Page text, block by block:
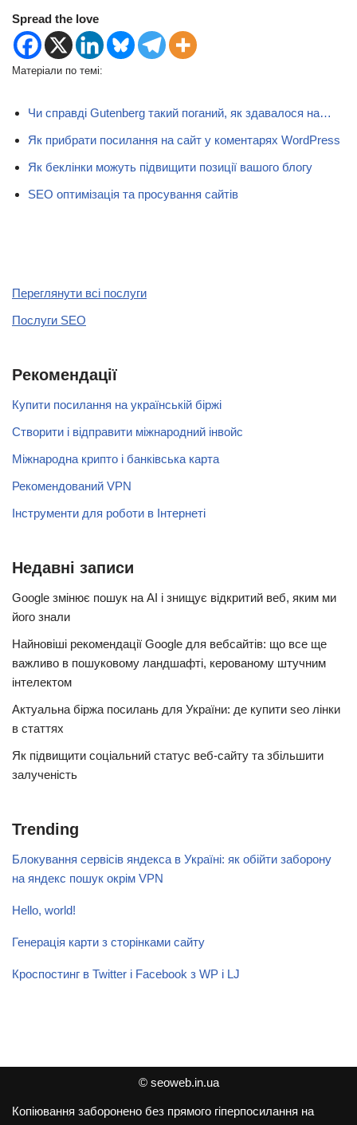
Spread the love
Матеріали по темі:
Чи справді Gutenberg такий поганий, як здавалося на…
Як прибрати посилання на сайт у коментарях WordPress
Як беклінки можуть підвищити позиції вашого блогу
SEO оптимізація та просування сайтів
Переглянути всі послуги
Послуги SEO
Рекомендації
Купити посилання на українській біржі
Створити і відправити міжнародний інвойс
Міжнародна крипто і банківська карта
Рекомендований VPN
Інструменти для роботи в Інтернеті
Недавні записи
Google змінює пошук на AI і знищує відкритий веб, яким ми
його знали
Найновіші рекомендації Google для вебсайтів: що все ще
важливо в пошуковому ландшафті, керованому штучним
інтелектом
Актуальна біржа посилань для України: де купити seo лінки
в статтях
Як підвищити соціальний статус веб-сайту та збільшити
залученість
Trending
Блокування сервісів яндекса в Україні: як обійти заборону
на яндекс пошук окрім VPN
Hello, world!
Генерація карти з сторінками сайту
Кроспостинг в Twitter і Facebook з WP і LJ
© seoweb.in.ua
Копіювання заборонено без прямого гіперпосилання на